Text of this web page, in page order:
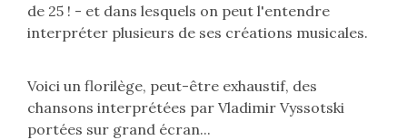
de 25 ! - et dans lesquels on peut l'entendre
interpréter plusieurs de ses créations musicales.
Voici un florilège, peut-être exhaustif, des
chansons interprétées par Vladimir Vyssotski
portées sur grand écran...